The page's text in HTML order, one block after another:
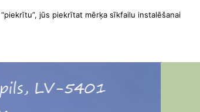
jūs piekrītat mērķa sīkfailu instalēšanai